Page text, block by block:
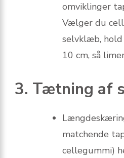
omviklinger
Vælger du
selvklæb, hold
10 cm, så
3. Tætning af
matchende
cellegummi)